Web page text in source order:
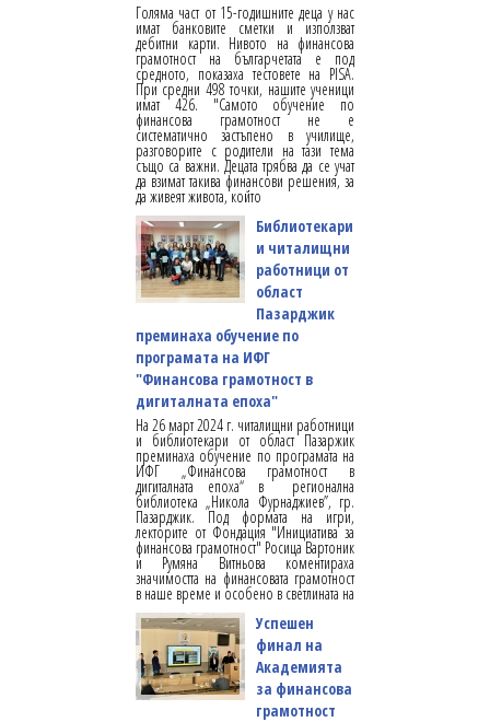
Голяма част от 15-годишните деца у нас
имат банковите сметки и използват
дебитни карти. Нивото на финансова
грамотност на българчетата е под
средното, показаха тестовете на PISA.
При средни 498 точки, нашите ученици
имат 426. "Самото обучение по
финансова грамотност не е
систематично застъпено в училище,
разговорите с родители на тази тема
също са важни. Децата трябва да се учат
да взимат такива финансови решения, за
да живеят живота, който
Библиотекари
и читалищни
работници от
област
Пазарджик
преминаха обучение по
програмата на ИФГ
"Финансова грамотност в
дигиталната епоха"
На 26 март 2024 г. читалищни работници
и библиотекари от област Пазаржик
преминаха обучение по програмата на
ИФГ „Финансова грамотност в
дигиталната епоха“ в регионална
библиотека „Никола Фурнаджиев”, гр.
Пазарджик. Под формата на игри,
лекторите от Фондация "Инициатива за
финансова грамотност" Росица Вартоник
и Румяна Витньова коментираха
значимостта на финансовата грамотност
в наше време и особено в светлината на
Успешен
финал на
Академията
за финансова
грамотност